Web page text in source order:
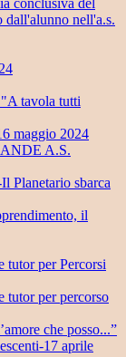
conclusiva del
dall'alunno nell'a.s.
tavola tutti
maggio 2024
A.S.
sbarca
il
tutor per Percorsi
tutor per percorso
che posso...”
17 aprile